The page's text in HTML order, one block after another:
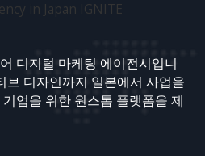
디지털 마케팅 에이전시입니
브 디자인까지 일본에서 사업을
업을 위한 원스톱 플랫폼을 제